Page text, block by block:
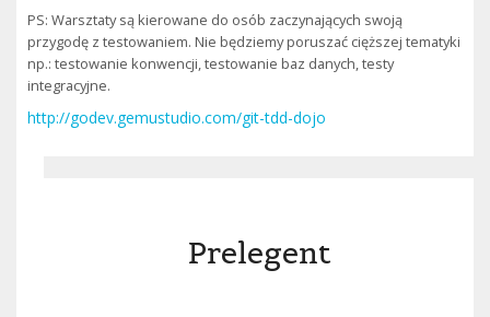
PS: Warsztaty są kierowane do osób zaczynających swoją
przygodę z testowaniem. Nie będziemy poruszać cięższej tematyki
np.: testowanie konwencji, testowanie baz danych, testy
integracyjne.
http://godev.gemustudio.com/git-tdd-dojo
Prelegent